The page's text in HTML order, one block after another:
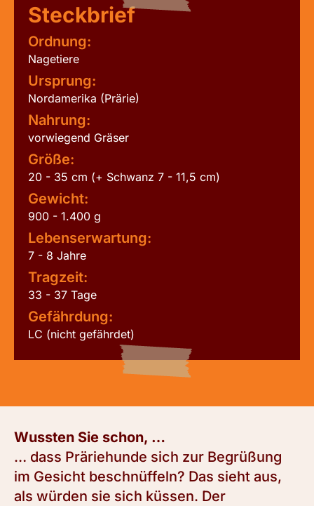
Steckbrief
Ordnung:
Nagetiere
Ursprung:
Nordamerika (Prärie)
Nahrung:
vorwiegend Gräser
Größe:
20 - 35 cm (+ Schwanz 7 - 11,5 cm)
Gewicht:
900 - 1.400 g
Lebenserwartung:
7 - 8 Jahre
Tragzeit:
33 - 37 Tage
Gefährdung:
LC (nicht gefährdet)
Wussten Sie schon, …
… dass Präriehunde sich zur Begrüßung
im Gesicht beschnüffeln? Das sieht aus,
als würden sie sich küssen. Der